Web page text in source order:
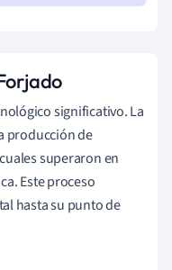
significativo. La
producción de
superaron en
Este proceso
hasta su punto de